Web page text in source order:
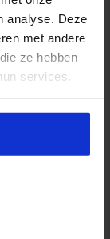
analyse. Deze
met andere
ze hebben
services.